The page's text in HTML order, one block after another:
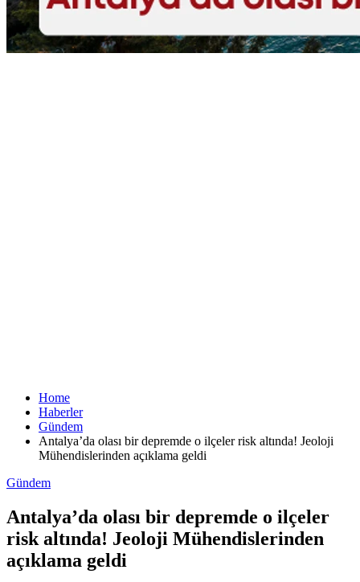
Home
Haberler
Gündem
Antalya’da olası bir depremde o ilçeler risk altında! Jeoloji
Mühendislerinden açıklama geldi
Gündem
Antalya’da olası bir depremde o ilçeler
risk altında! Jeoloji Mühendislerinden
açıklama geldi